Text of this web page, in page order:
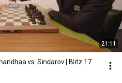
21:11
vs. Sindarov | Blitz 17